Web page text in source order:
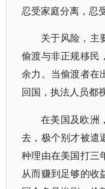
忍受家庭分离，忍
关于风险，主
偷渡与非正规移民
余力。当偷渡者在
回国，执法人员都
在美国及欧洲
去，极个别才被遣
种理由在美国打三
从而赚到足够的收